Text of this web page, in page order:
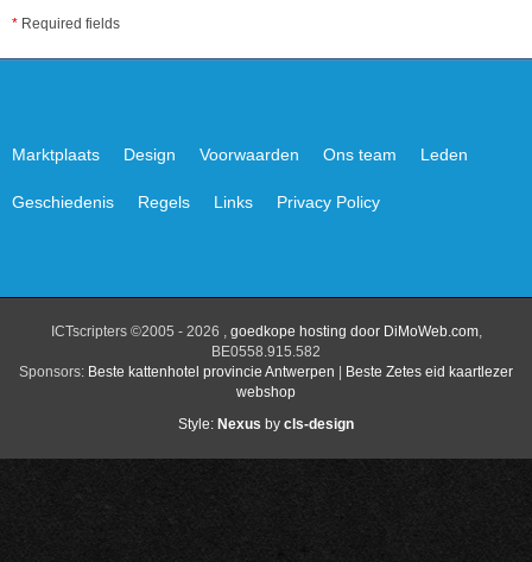
* Required fields
Marktplaats Design Voorwaarden Ons team Leden
Geschiedenis Regels Links Privacy Policy
ICTscripters ©2005 - 2026 , goedkope hosting door DiMoWeb.com,
BE0558.915.582
Sponsors: Beste kattenhotel provincie Antwerpen
Beste Zetes eid kaartlezer
webshop
Style: Nexus by cls-design